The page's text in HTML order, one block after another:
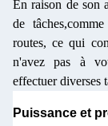
En raison de son
de
routes, ce qui
n'avez pas à
effectuer diverses
Puissance et